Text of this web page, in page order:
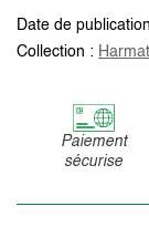
Date de
Collection :
Paiement
sécurise